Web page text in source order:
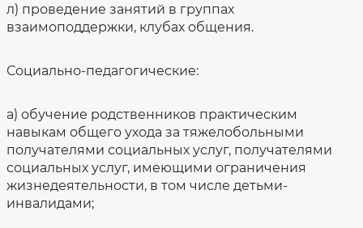
л) проведение занятий в группах
взаимоподдержки, клубах общения.
Социально-педагогические:
а) обучение родственников практическим
навыкам общего ухода за тяжелобольными
получателями социальных услуг, получателями
социальных услуг, имеющими ограничения
жизнедеятельности, в том числе детьми-
инвалидами;